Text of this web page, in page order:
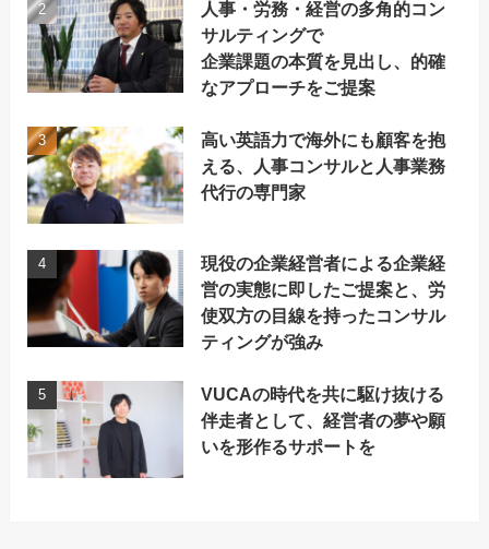
人事・労務・経営の多角的コン
サルティングで
企業課題の本質を見出し、的確
なアプローチをご提案
高い英語力で海外にも顧客を抱
える、人事コンサルと人事業務
代行の専門家
現役の企業経営者による企業経
営の実態に即したご提案と、労
使双方の目線を持ったコンサル
ティングが強み
VUCAの時代を共に駆け抜ける
伴走者として、経営者の夢や願
いを形作るサポートを